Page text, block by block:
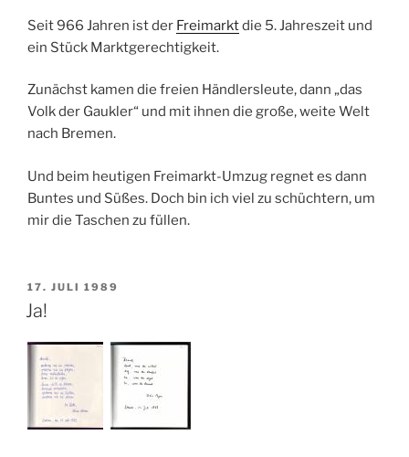
Seit 966 Jahren ist der Freimarktdie 5. Jahreszeit und
ein Stück Marktgerechtigkeit.
Zunächst kamen die freien Händlersleute, dann „das
Volk der Gaukler“ und mit ihnen die große, weite Welt
nach Bremen.
Und beim heutigen Freimarkt-Umzug regnet es dann
Buntes und Süßes. Doch bin ich viel zu schüchtern, um
mir die Taschen zu füllen.
VERÖFFENTLICHT
AM
17. JULI 1989
Ja!